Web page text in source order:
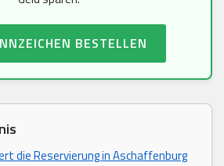
BESTELLEN
die Reservierung in Aschaffenburg